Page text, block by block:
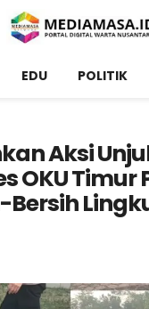
EDU POLITIK
Aksi
OKU Timur
Bersih